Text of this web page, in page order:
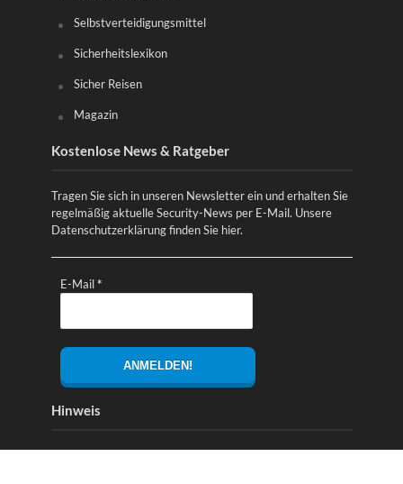
Selbstverteidigungsmittel
Sicherheitslexikon
Sicher Reisen
Magazin
Kostenlose News & Ratgeber
Tragen Sie sich in unseren Newsletter ein und erhalten Sie
regelmäßig aktuelle Security-News per E-Mail. Unsere
Datenschutzerklärung finden Sie hier.
E-Mail*
Hinweis
Alle Links mit einem * bzw. Links zu Amazon sind